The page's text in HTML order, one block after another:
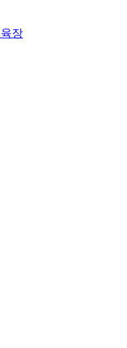
장